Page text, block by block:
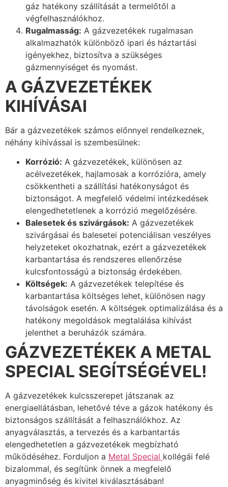
gáz hatékony szállítását a termelőtől a
végfelhasználókhoz.
Rugalmasság: A gázvezetékek rugalmasan
alkalmazhatók különböző ipari és háztartási
igényekhez, biztosítva a szükséges
gázmennyiséget és nyomást.
A GÁZVEZETÉKEK
KIHÍVÁSAI
Bár a gázvezetékek számos előnnyel rendelkeznek,
néhány kihívással is szembesülnek:
Korrózió: A gázvezetékek, különösen az
acélvezetékek, hajlamosak a korrózióra, amely
csökkentheti a szállítási hatékonyságot és
biztonságot. A megfelelő védelmi intézkedések
elengedhetetlenek a korrózió megelőzésére.
Balesetek és szivárgások: A gázvezetékek
szivárgásai és balesetei potenciálisan veszélyes
helyzeteket okozhatnak, ezért a gázvezetékek
karbantartása és rendszeres ellenőrzése
kulcsfontosságú a biztonság érdekében.
Költségek: A gázvezetékek telepítése és
karbantartása költséges lehet, különösen nagy
távolságok esetén. A költségek optimalizálása és a
hatékony megoldások megtalálása kihívást
jelenthet a beruházók számára.
GÁZVEZETÉKEK A METAL
SPECIAL SEGÍTSÉGÉVEL!
A gázvezetékek kulcsszerepet játszanak az
energiaellátásban, lehetővé téve a gázok hatékony és
biztonságos szállítását a felhasználókhoz. Az
anyagválasztás, a tervezés és a karbantartás
elengedhetetlen a gázvezetékek megbízható
működéséhez. Forduljon a Metal Special kollégái felé
bizalommal, és segítünk önnek a megfelelő
anyagminőség és kivitel kiválasztásában!